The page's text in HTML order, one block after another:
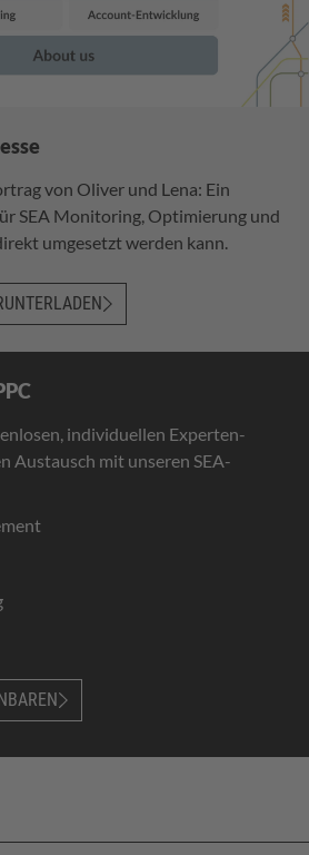
von Oliver und Lena: Ein
SEA Monitoring, Optimierung und
umgesetzt werden kann.
individuellen Experten-
Austausch mit unseren SEA-